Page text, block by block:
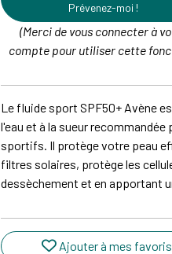
Prévenez-moi !
(Merci de vous connecter à
compte pour utiliser cette
Le fluide sport SPF50+ Avène
l'eau et à la sueur
sportifs. Il protège votre peau
filtres solaires, protège les
dessèchement et en apportant
Ajouter à mes favoris